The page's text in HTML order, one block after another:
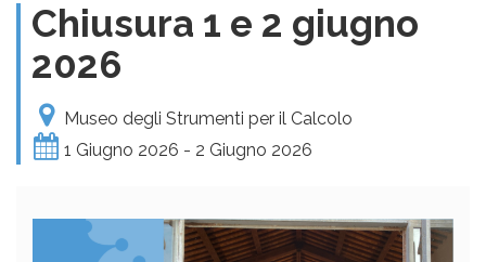
Chiusura 1 e 2 giugno
2026
Museo degli Strumenti per il Calcolo
1 Giugno 2026 - 2 Giugno 2026